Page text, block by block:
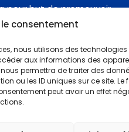
le consentement
nous utilisons des
aux informations des
permettra de traiter des
ou les ID uniques sur ce site. Le
peut avoir un effet
a pour but de promouvoir
de tous, la rencontre
et tout ce qui entoure
théâtrale, jeux de
et le travail de l'espace )
et le développement